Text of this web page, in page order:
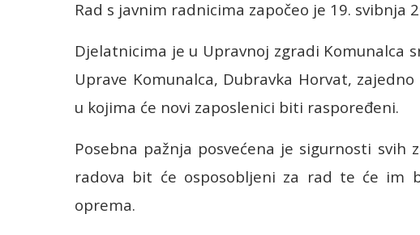
Rad s javnim radnicima započeo je 19. svibnja
Djelatnicima je u Upravnoj zgradi Komunalca
Uprave Komunalca, Dubravka Horvat,
u kojima će novi zaposlenici biti raspoređeni.
Posebna pažnja posvećena je sigurnosti svih
radova bit će osposobljeni za rad te će im
oprema.